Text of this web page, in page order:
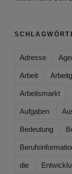
Adresse
Arbeit
Arbeitsmarkt
Aufgaben
Bedeutung
die